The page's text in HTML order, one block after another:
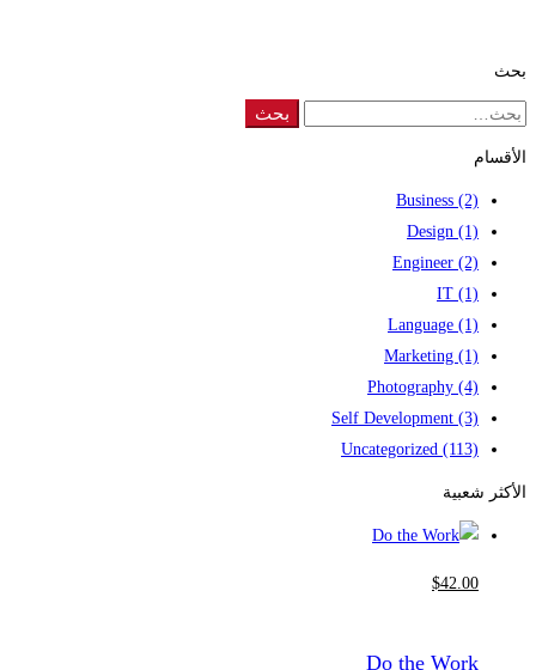
بحث
Search
for:
بحث
الأقسام
Business (2)
Design (1)
Engineer (2)
IT (1)
Language (1)
Marketing (1)
Photography (4)
Self Development (3)
Uncategorized (113)
الأكثر شعبية
$42.00
Do the Work